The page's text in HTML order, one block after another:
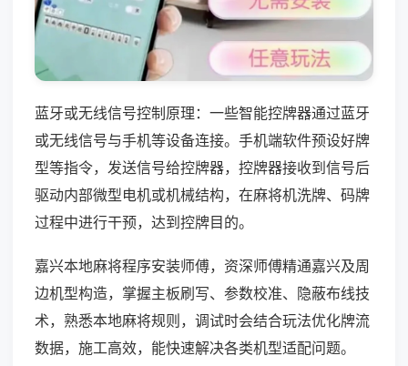
蓝牙或无线信号控制原理：一些智能控牌器通过蓝牙
或无线信号与手机等设备连接。手机端软件预设好牌
型等指令，发送信号给控牌器，控牌器接收到信号后
驱动内部微型电机或机械结构，在麻将机洗牌、码牌
过程中进行干预，达到控牌目的。
嘉兴本地麻将程序安装师傅，资深师傅精通嘉兴及周
边机型构造，掌握主板刷写、参数校准、隐蔽布线技
术，熟悉本地麻将规则，调试时会结合玩法优化牌流
数据，施工高效，能快速解决各类机型适配问题。